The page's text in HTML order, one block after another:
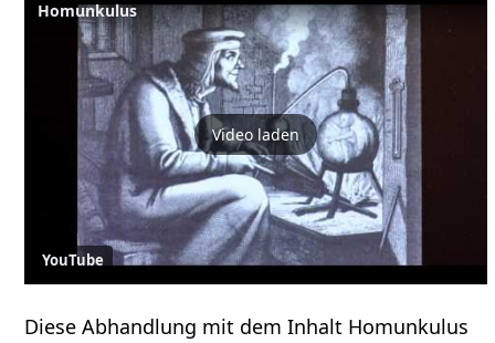
Homunkulus
Video laden
YouTube
Diese Abhandlung mit dem Inhalt Homunkulus